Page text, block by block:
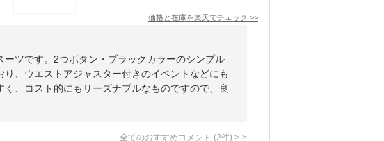
価格と在庫を楽天でチェック >>
ツです。2つボタン・ブラックカラーのシンプル
、ウエストアジャスター付きのイベントなどにも
、コスト的にもリーズナブルなものですので、良
全てのおすすめコメント (2件) >